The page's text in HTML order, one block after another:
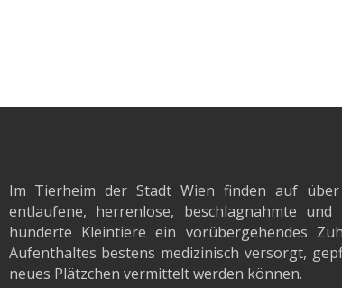
Im Tierheim der Stadt Wien finden auf über
entlaufene, herrenlose, beschlagnahmte
hunderte Kleintiere ein vorübergehendes
Aufenthaltes bestens medizinisch versorgt,
neues Plätzchen vermittelt werden können.